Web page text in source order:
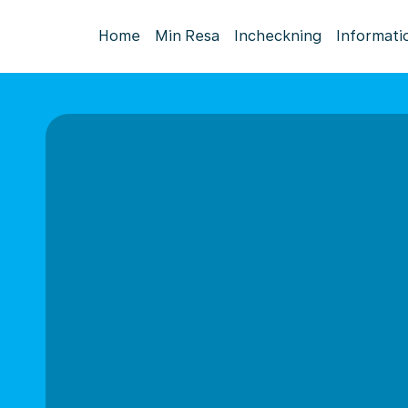
Home Min Resa Incheckning